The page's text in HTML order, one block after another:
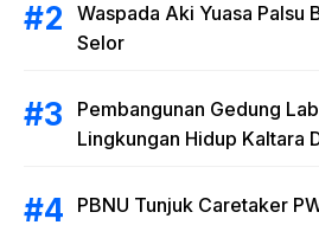
Waspada Aki Yuasa Palsu
Selor
Pembangunan Gedung
Lingkungan Hidup Kaltara
PBNU Tunjuk Caretaker